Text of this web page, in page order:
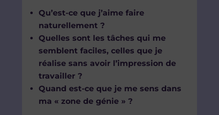
Qu’est-ce que j’aime faire
naturellement ?
Quelles sont les tâches qui me
semblent faciles, celles que je
réalise sans avoir l’impression de
travailler ?
Quand est-ce que je me sens dans
ma « zone de génie » ?